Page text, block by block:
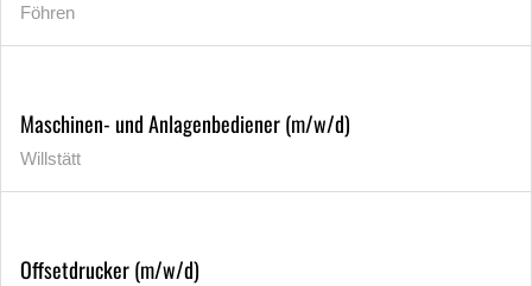
Föhren
Maschinen- und Anlagenbediener (m/w/d)
Willstätt
Offsetdrucker (m/w/d)